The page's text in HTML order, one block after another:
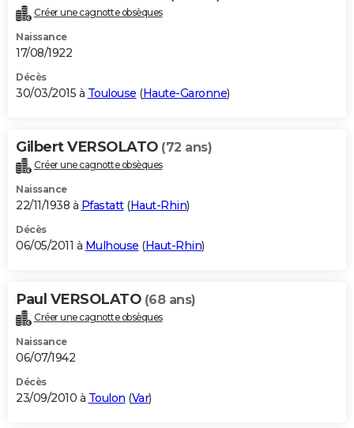
Créer une cagnotte obsèques
Naissance
17/08/1922
Décès
30/03/2015 à Toulouse (Haute-Garonne)
Gilbert VERSOLATO (72 ans)
Créer une cagnotte obsèques
Naissance
22/11/1938 à Pfastatt(Haut-Rhin)
Décès
06/05/2011 à Mulhouse (Haut-Rhin)
Paul VERSOLATO (68 ans)
Créer une cagnotte obsèques
Naissance
06/07/1942
Décès
23/09/2010 à Toulon (Var)